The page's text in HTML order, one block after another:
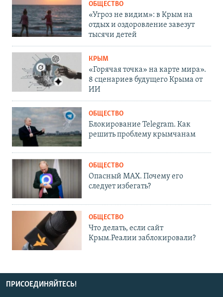
ОБЩЕСТВО
«Угроз не видим»: в Крым на
отдых и оздоровление завезут
тысячи детей
КРЫМ
«Горячая точка» на карте мира».
8 сценариев будущего Крыма от
ИИ
ОБЩЕСТВО
Блокирование Telegram. Как
решить проблему крымчанам
ОБЩЕСТВО
Опасный MAX. Почему его
следует избегать?
ОБЩЕСТВО
Что делать, если сайт
Крым.Реалии заблокировали?
ПРИСОЕДИНЯЙТЕСЬ!